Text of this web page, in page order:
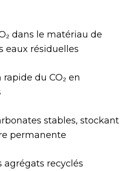
dans le matériau de
eaux résiduelles
du CO₂ en
stables, stockant
permanente
agrégats recyclés